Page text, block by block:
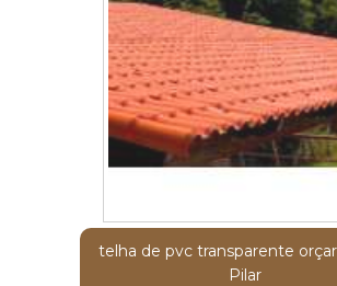
telha de pvc transparente
Pilar